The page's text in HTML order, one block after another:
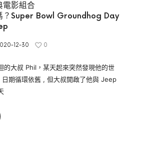
電影組合
？Super Bowl Groundhog Day
12-30 0
的大叔 Phil，某天起來突然發現他的世
期循環依舊 , 但大叔開啟了他與 Jeep